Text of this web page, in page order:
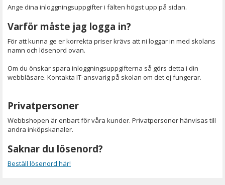
Ange dina inloggningsuppgifter i fälten högst upp på sidan.
Varför måste jag logga in?
För att kunna ge er korrekta priser krävs att ni loggar in med skolans
namn och lösenord ovan.
Om du önskar spara inloggningsuppgifterna så görs detta i din
webbläsare. Kontakta IT-ansvarig på skolan om det ej fungerar.
Privatpersoner
Webbshopen är enbart för våra kunder. Privatpersoner hänvisas till
andra inköpskanaler.
Saknar du lösenord?
Beställ lösenord här!